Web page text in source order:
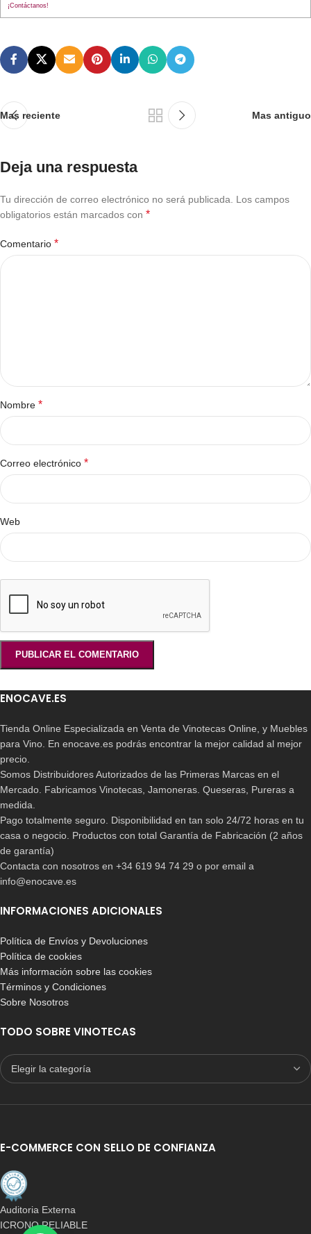
¡Contáctanos!
Mas reciente Mas antiguo
Deja una respuesta
Tu dirección de correo electrónico no será publicada.
Los campos
obligatorios están marcados con *
Comentario *
Nombre *
Correo electrónico *
Web
ENOCAVE.ES
Tienda Online Especializada en Venta de Vinotecas Online, y Muebles
para Vino. En enocave.es podrás encontrar la mejor calidad al mejor
precio.
Somos Distribuidores Autorizados de las Primeras Marcas en el
Mercado. Fabricamos Vinotecas, Jamoneras. Queseras, Pureras a
medida.
Pago totalmente seguro. Disponibilidad en tan solo 24/72 horas en tu
casa o negocio. Productos con total Garantía de Fabricación (2 años
de garantía)
Contacta con nosotros en +34 619 94 74 29 o por email a
info@enocave.es
INFORMACIONES ADICIONALES
Política de Envíos y Devoluciones
Política de cookies
Más información sobre las cookies
Términos y Condiciones
Sobre Nosotros
TODO SOBRE VINOTECAS
E-COMMERCE CON SELLO DE CONFIANZA
Auditoria Externa
ICRONO RELIABLE